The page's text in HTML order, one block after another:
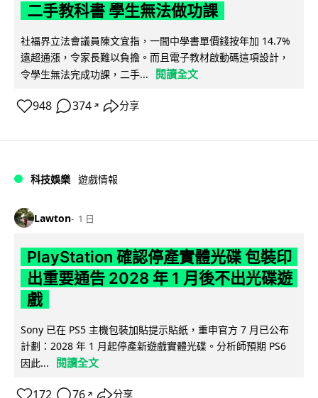
二手教科書 學生無法做功課
社福界立法會議員陳文宜指，一間中學書單價錢按年加 14.7%
遠超通漲，令家長難以負擔。而且電子教材啟動碼這項設計，
令學生無法完成功課，二手...
閱讀全文
948 374 ↗ 分享
科技娛樂 遊戲情報
Lawton 1 日
PlayStation 確認停產實體光碟 包裝印
出重要通告 2028 年 1 月後不出光碟遊
戲
Sony 已在 PS5 主機包裝加貼提示貼紙，重申官方 7 月已公布
計劃：2028 年 1 月起停產新遊戲實體光碟。分析師預期 PS6
因此...
閱讀全文
172 76 ↗ 分享